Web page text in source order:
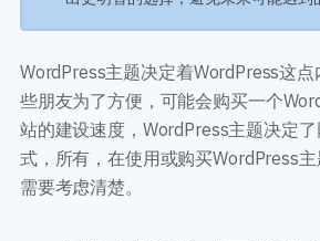
主题推荐
插件推荐
主题开发
插件开发
开发教程
主题开发分享
后台开发定制
前端开发技巧
技术专题
安全增强
WordPress主题决定着WordPress这
些朋友为了方便，可能会购买一个
站的建设速度，WordPress主题决定
式，所有，在使用或购买WordPress
需要考虑清楚。